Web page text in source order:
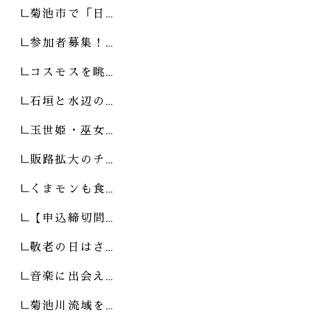
菊池市で「日…
参加者募集！…
コスモスを眺…
石垣と水辺の…
玉世姫・巫女…
販路拡大のチ…
くまモンも食…
【申込締切間…
敬老の日はさ…
音楽に出会え…
菊池川流域を…